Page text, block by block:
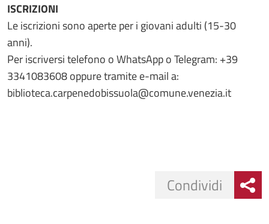
ISCRIZIONI
Le iscrizioni sono aperte per i giovani adulti (15-30
anni).
Per iscriversi telefono o WhatsApp o Telegram: +39
3341083608 oppure tramite e-mail a:
biblioteca.carpenedobissuola@comune.venezia.it
Condividi